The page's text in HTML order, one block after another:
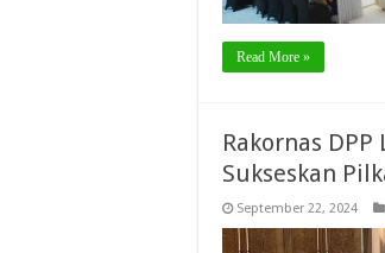
Read More »
Rakornas
Sukseskan
September 22, 2024